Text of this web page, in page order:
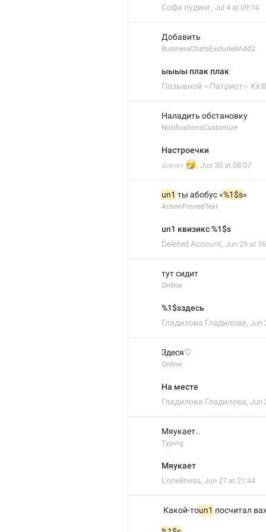
Софа пудинг, Jul 4 at 09:14
Добавить
BusinessChatsExcludedAdd2
ыыыы плак плак
Позывной ~Патриот~
Наладить обстановку
NotificationsCustomize
Настроечки
𝑑𝑒𝑛𝑣𝑒𝑟
🤧
, Jun 30 at 08:07
un1 ты абобус «%1$s»
ActionPinnedText
un1 квизикс %1$s
Deleted Account, Jun 29 at
тут сидит
Online
%1$sздесь
Гладилова Гладилова, Jun
Здеся♡
Online
На месте
Гладилова Гладилова, Jun
Мяукает..
Typing
Мяукает
Loneliness, Jun 27 at 21:44
Какой-тоun1 посчитал